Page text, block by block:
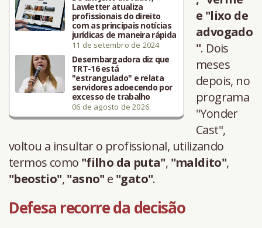
Lawletter atualiza
profissionais do direito
com as principais notícias
jurídicas de maneira rápida
11 de setembro de 2024
Desembargadora diz que
TRT-16 está
"estrangulado" e relata
servidores adoecendo por
excesso de trabalho
06 de agosto de 2026
e "lixo de
advogado
". Dois
meses
depois, no
programa
"Yonder
Cast",
voltou a insultar o profissional, utilizando
termos como "filho da puta", "maldito",
"beostio","asno" e "gato".
Defesa recorre da decisão